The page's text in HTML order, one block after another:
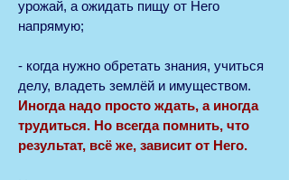
урожай, а ожидать пищу от Него
напрямую;
- когда нужно обретать знания, учиться
делу, владеть землёй и имуществом.
Иногда надо просто ждать, а иногда
трудиться. Но всегда помнить, что
результат, всё же, зависит от Него.